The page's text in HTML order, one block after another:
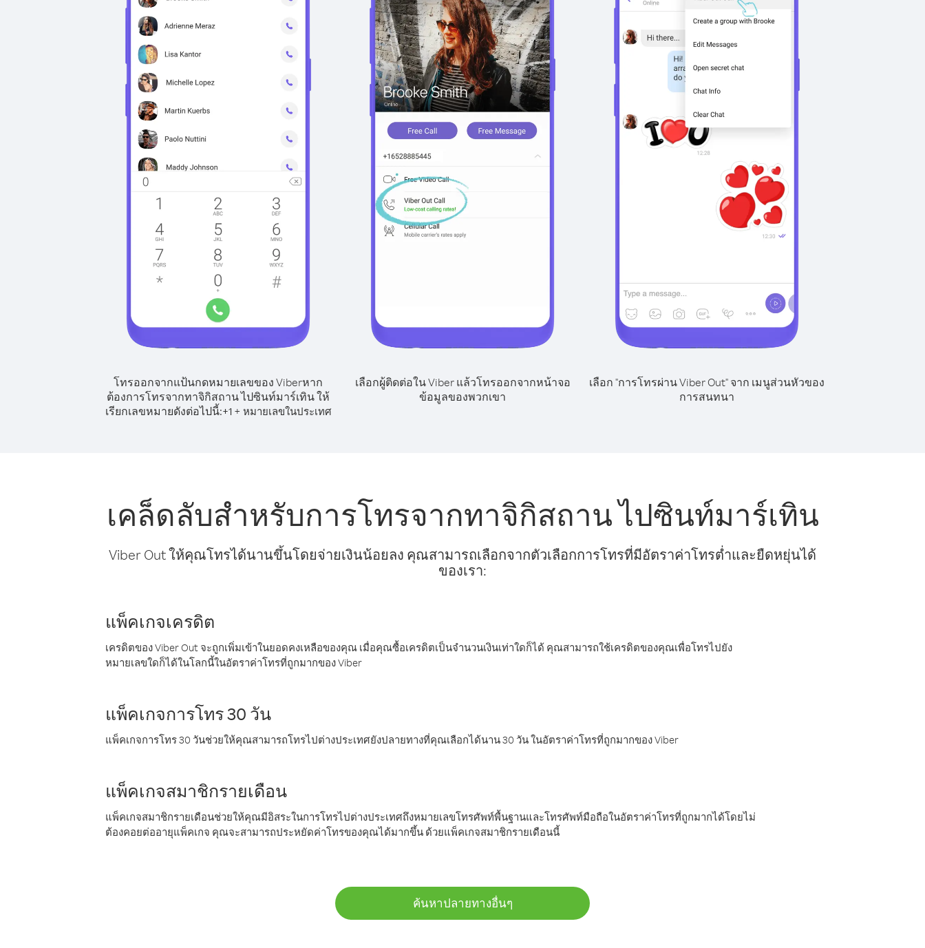
โทรออกจากแป้นกดหมายเลขของ Viberหาก
ต้องการโทรจากทาจิกิสถาน ไปซินท์มาร์เทิน ให้
เรียกเลขหมายดังต่อไปนี้:+1+ หมายเลขในประเทศ
เลือกผู้ติดต่อใน Viber แล้วโทรออกจากหน้าจอ
ข้อมูลของพวกเขา
เลือก "การโทรผ่าน Viber Out" จาก เมนูส่วนหัวของ
การสนทนา
เคล็ดลับสำหรับการโทรจากทาจิกิสถาน ไปซินท์มาร์เทิน
Viber Out ให้คุณโทรได้นานขึ้นโดยจ่ายเงินน้อยลง คุณสามารถเลือกจากตัวเลือกการโทรที่มีอัตราค่าโทรต่ำและยืดหยุ่นได้
ของเรา:
แพ็คเกจเครดิต
เครดิตของ Viber Out จะถูกเพิ่มเข้าในยอดคงเหลือของคุณ เมื่อคุณซื้อเครดิตเป็นจำนวนเงินเท่าใดก็ได้ คุณสามารถใช้เครดิตของคุณเพื่อโทรไปยัง
หมายเลขใดก็ได้ในโลกนี้ในอัตราค่าโทรที่ถูกมากของ Viber
แพ็คเกจการโทร 30 วัน
แพ็คเกจการโทร 30 วันช่วยให้คุณสามารถโทรไปต่างประเทศยังปลายทางที่คุณเลือกได้นาน 30 วัน ในอัตราค่าโทรที่ถูกมากของ Viber
แพ็คเกจสมาชิกรายเดือน
แพ็คเกจสมาชิกรายเดือนช่วยให้คุณมีอิสระในการโทรไปต่างประเทศถึงหมายเลขโทรศัพท์พื้นฐานและโทรศัพท์มือถือในอัตราค่าโทรที่ถูกมากได้โดยไม่
ต้องคอยต่ออายุแพ็คเกจ คุณจะสามารถประหยัดค่าโทรของคุณได้มากขึ้น ด้วยแพ็คเกจสมาชิกรายเดือนนี้
ค้นหาปลายทางอื่นๆ